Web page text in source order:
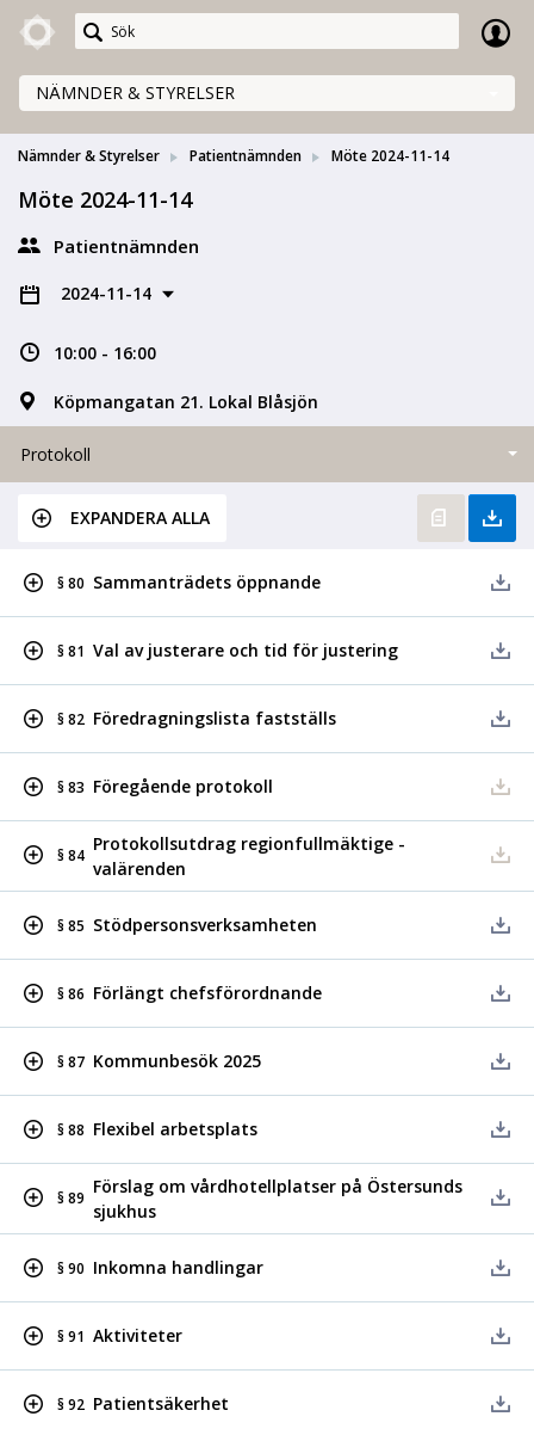
Meetings+
NÄMNDER & STYRELSER
Nämnder & Styrelser Patientnämnden Möte 2024-11-14
Möte 2024-11-14
Patientnämnden
2024-11-14
10:00 - 16:00
Köpmangatan 21. Lokal Blåsjön
Protokoll
EXPANDERA ALLA
§ 80 Sammanträdets öppnande
§ 81 Val av justerare och tid för justering
§ 82 Föredragningslista fastställs
§ 83 Föregående protokoll
§ 84
Protokollsutdrag regionfullmäktige -
valärenden
§ 85 Stödpersonsverksamheten
§ 86 Förlängt chefsförordnande
§ 87 Kommunbesök 2025
§ 88 Flexibel arbetsplats
§ 89
Förslag om vårdhotellplatser på Östersunds
sjukhus
§ 90 Inkomna handlingar
§ 91 Aktiviteter
§ 92 Patientsäkerhet